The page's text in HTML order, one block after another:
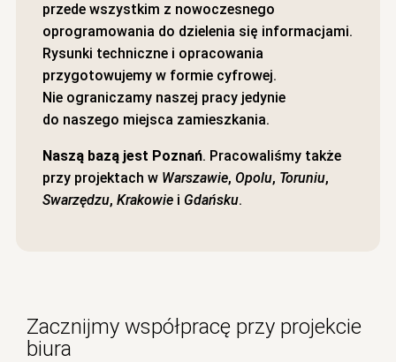
przede wszystkim z nowoczesnego
oprogramowania do dzielenia się informacjami.
Rysunki techniczne i opracowania
przygotowujemy w formie cyfrowej.
Nie ograniczamy naszej pracy jedynie
do naszego miejsca zamieszkania.
Naszą bazą jest Poznań. Pracowaliśmy także
przy projektach w Warszawie, Opolu, Toruniu,
Swarzędzu, Krakowie i Gdańsku.
Zacznijmy współpracę przy projekcie
biura